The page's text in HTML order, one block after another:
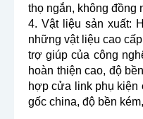
thọ ngắn, không đồng
4. Vật liệu sản xuất:
những vật liệu cao
trợ giúp của công
hoàn thiện cao, độ
hợp cửa link phụ kiện
gốc china, độ bền kém,